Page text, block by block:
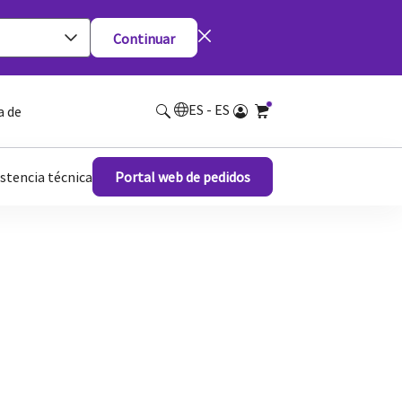
Continuar
de ES - ES
técnica Portal web de pedidos